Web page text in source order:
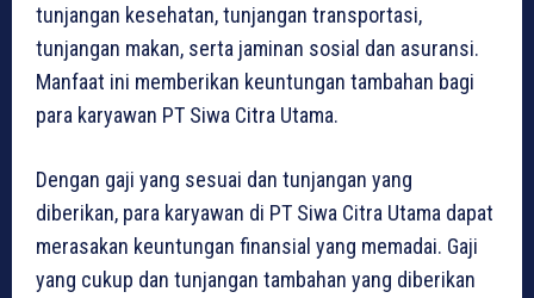
tunjangan kesehatan, tunjangan transportasi,
tunjangan makan, serta jaminan sosial dan asuransi.
Manfaat ini memberikan keuntungan tambahan bagi
para karyawan PT Siwa Citra Utama.
Dengan gaji yang sesuai dan tunjangan yang
diberikan, para karyawan di PT Siwa Citra Utama dapat
merasakan keuntungan finansial yang memadai. Gaji
yang cukup dan tunjangan tambahan yang diberikan